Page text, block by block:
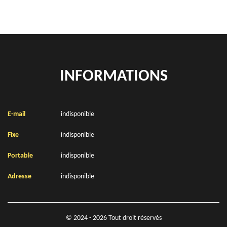
INFORMATIONS
E-mail indisponible
Fixe indisponible
Portable indisponible
Adresse indisponible
© 2024 - 2026 Tout droit réservés